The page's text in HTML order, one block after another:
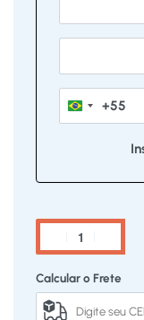
Brazil+55
Calcular o Frete